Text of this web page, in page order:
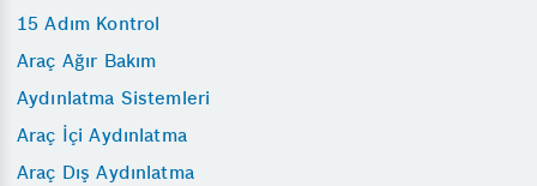
15 Adım Kontrol
Araç Ağır Bakım
Aydınlatma Sistemleri
Araç İçi Aydınlatma
Araç Dış Aydınlatma